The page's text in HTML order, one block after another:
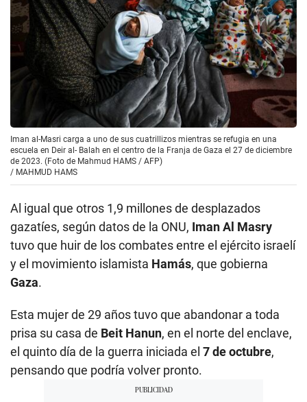
Iman al-Masri carga a uno de sus cuatrillizos mientras se refugia en una
escuela en Deir al- Balah en el centro de la Franja de Gaza el 27 de diciembre
de 2023. (Foto de Mahmud HAMS / AFP)
/ MAHMUD HAMS
Al igual que otros 1,9 millones de desplazados
gazatíes, según datos de la ONU, Iman Al Masry
tuvo que huir de los combates entre el ejército israelí
y el movimiento islamista Hamás, que gobierna
Gaza.
Esta mujer de 29 años tuvo que abandonar a toda
prisa su casa de Beit Hanun, en el norte del enclave,
el quinto día de la guerra iniciada el 7 de octubre,
pensando que podría volver pronto.